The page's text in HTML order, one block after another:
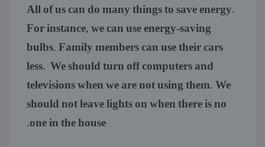
All of us can do many things to save energy.
For instance, we can use energy-saving
bulbs. Family members can use their cars
less. We should turn off computers and
televisions when we are not using them. We
should not leave lights on when there is no
one in the house.